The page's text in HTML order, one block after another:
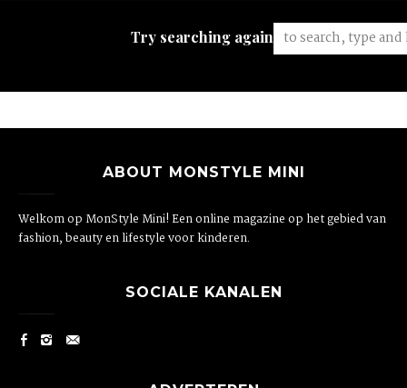
Try searching again:
ABOUT MONSTYLE MINI
Welkom op MonStyle Mini! Een online magazine op het gebied van
fashion, beauty en lifestyle voor kinderen.
SOCIALE KANALEN